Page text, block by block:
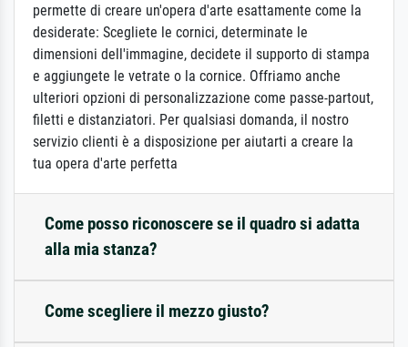
permette di creare un'opera d'arte esattamente come la
desiderate: Scegliete le cornici, determinate le
dimensioni dell'immagine, decidete il supporto di stampa
e aggiungete le vetrate o la cornice. Offriamo anche
ulteriori opzioni di personalizzazione come passe-partout,
filetti e distanziatori. Per qualsiasi domanda, il nostro
servizio clienti è a disposizione per aiutarti a creare la
tua opera d'arte perfetta
Come posso riconoscere se il quadro si adatta
alla mia stanza?
Come scegliere il mezzo giusto?